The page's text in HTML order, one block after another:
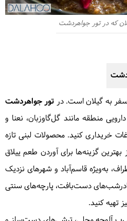
که در تور جواهردشت
به گیلان است. در تور جواهردشت
منطقه مانند گل‌گاوزبان، نعنا و
خریداری کنید. محصولات لبنی تازه
گزینه‌ها برای آوردن طعم ییلاق
به‌ویژه قاسم‌آباد و شهرهای نزدیک
چادرشب‌های دست‌بافت، پارچه‌های سنتی
تهیه کنید.